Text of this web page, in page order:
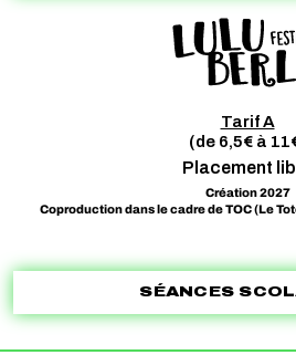
Tarif A
(de 6,5€ à
Placement
Création 2027
Coproduction dans le cadre de TOC (Le
SÉANCES